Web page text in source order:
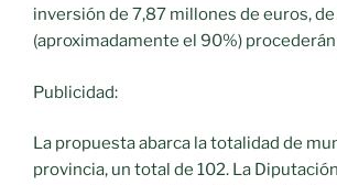
inversión de 7,87 millones de euros,
(aproximadamente el 90%) procederán
Publicidad:
La propuesta abarca la totalidad de
provincia, un total de 102. La